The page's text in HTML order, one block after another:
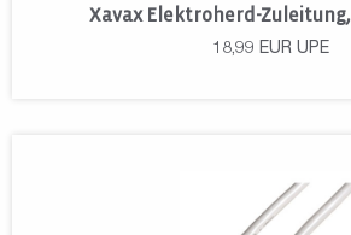
Xavax Elektroherd-Zuleitung,
18,99 EUR UPE